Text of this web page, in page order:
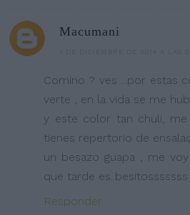
Macumani
Comino ? ves ...por estas
verte , en la vida se me
y este color tan chuli, me
tienes repertorio de
un besazo guapa , me
que tarde es..besitosssssss
Responder